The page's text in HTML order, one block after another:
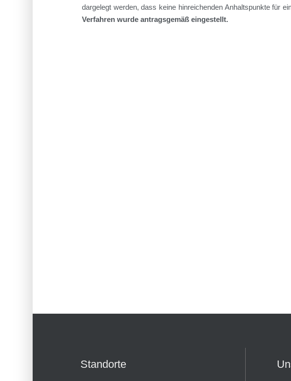
dargelegt werden, dass keine hinreichenden Anhaltspunkte für
Verfahren wurde antragsgemäß eingestellt.
Standorte